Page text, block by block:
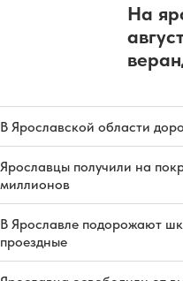
На
В Ярославской области
Ярославцы получили на
миллионов
В Ярославле подорожают
проездные